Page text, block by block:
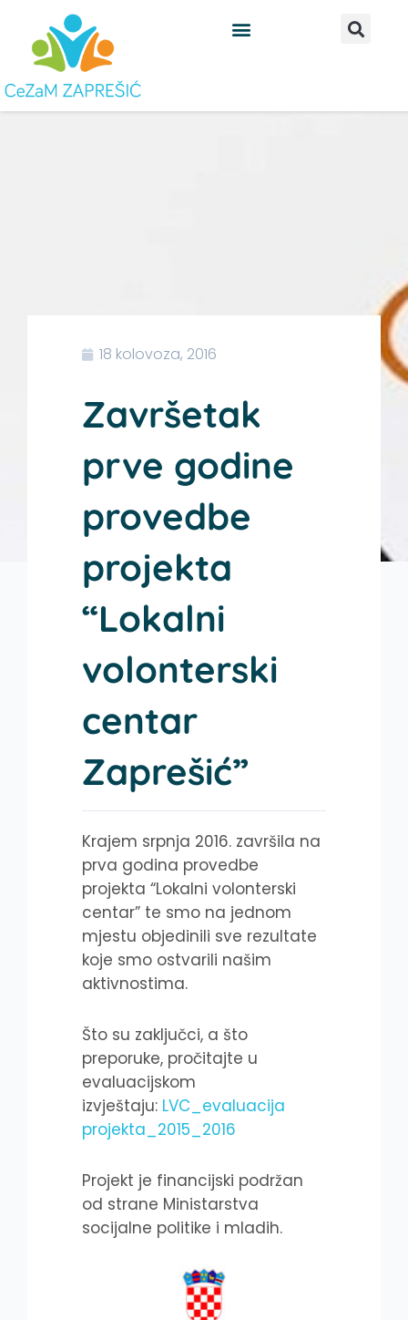
content
18 kolovoza, 2016
Završetak
prve godine
provedbe
projekta
“Lokalni
volonterski
centar
Zaprešić”
Krajem srpnja 2016. završila na
prva godina provedbe
projekta “Lokalni volonterski
centar” te smo na jednom
mjestu objedinili sve rezultate
koje smo ostvarili našim
aktivnostima.
Što su zaključci, a što
preporuke, pročitajte u
evaluacijskom
izvještaju: LVC_evaluacija
projekta_2015_2016
Projekt je financijski podržan
od strane Ministarstva
socijalne politike i mladih.